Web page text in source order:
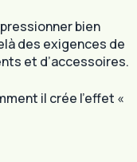
bien
des exigences de
et d’accessoires.
il crée l’effet «